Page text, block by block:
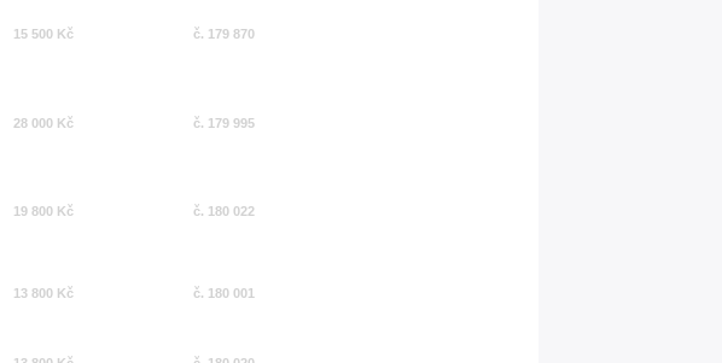
15 500 Kč č. 179 870
28 000 Kč č. 179 995
19 800 Kč č. 180 022
13 800 Kč č. 180 001